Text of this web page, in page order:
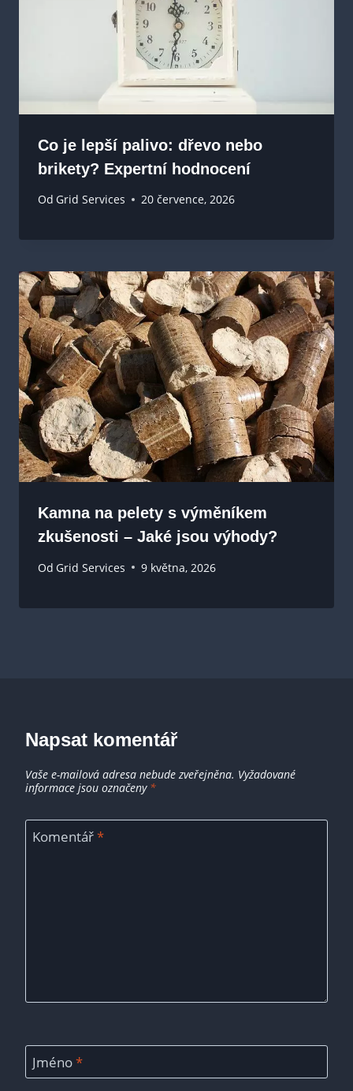
Co je lepší palivo: dřevo nebo
brikety? Expertní hodnocení
Od Grid Services 20 července, 2026
Kamna na pelety s výměníkem
zkušenosti – Jaké jsou výhody?
Od Grid Services 9 května, 2026
Napsat komentář
Vaše e-mailová adresa nebude zveřejněna. Vyžadované
informace jsou označeny *
Komentář*
Jméno*